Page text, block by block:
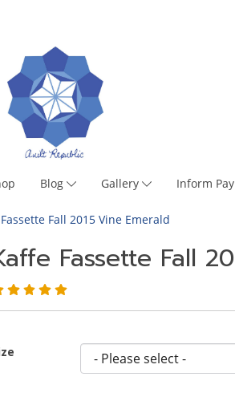
Blog Gallery Inform
Fall 2015 Vine Emerald
Fassette Fall